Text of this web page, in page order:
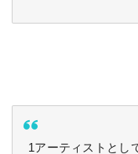
1アーティストとし